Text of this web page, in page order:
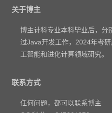
关于博主
博主计科专业本科毕业后，分
过Java开发工作，2024年考
工智能和进化计算领域研究。
联系方式
任何问题，都可以联系博主